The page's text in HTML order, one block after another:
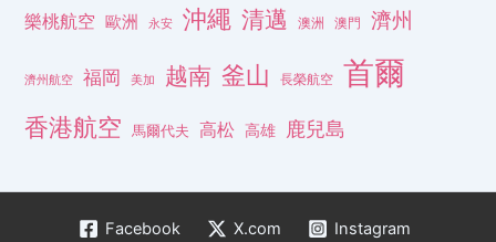
樂桃航空 歐洲 永安 沖繩 清邁 澳洲 澳門 濟州
濟州航空 福岡 美加 越南 釜山 長榮航空 首爾
香港航空 馬爾代夫 高松 高雄 鹿兒島
Facebook X.com
Instagram